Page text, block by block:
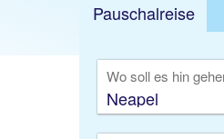
Pauschalreise
Wo soll es hin